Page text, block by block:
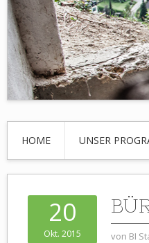
HOME UNSER
20
Okt. 2015 von BI